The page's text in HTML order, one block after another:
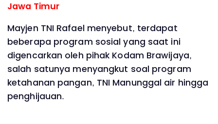
Jawa Timur
Mayjen TNI Rafael menyebut, terdapat
beberapa program sosial yang saat ini
digencarkan oleh pihak Kodam Brawijaya,
salah satunya menyangkut soal program
ketahanan pangan, TNI Manunggal air hingga
penghijauan.